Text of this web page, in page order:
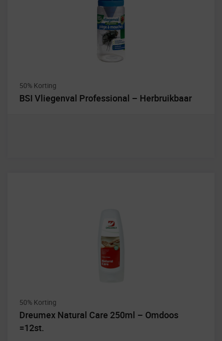
50% Korting
BSI Vliegenval Professional – Herbruikbaar
50% Korting
Dreumex Natural Care 250ml – Omdoos
=12st.